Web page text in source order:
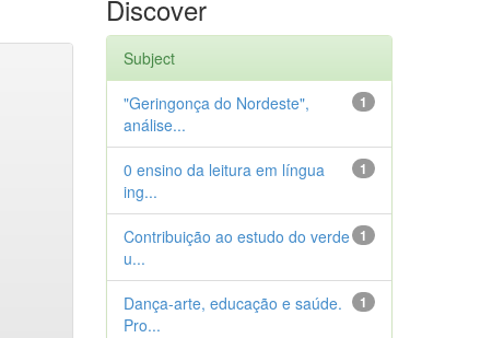
Discover
Subject
1
"Geringonça do Nordeste",
análise...
1
0 ensino da leitura em língua
ing...
1
Contribuição ao estudo do verde
u...
1
Dança-arte, educação e saúde.
Pro...